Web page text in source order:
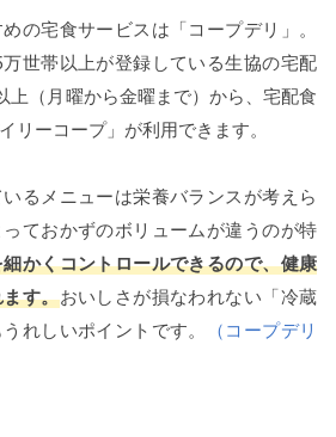
の宅食サービスは「コープデリ」。
世帯以上が登録している生協の宅配
上（月曜から金曜まで）から、宅配食
リーコープ」が利用できます。
るメニューは栄養バランスが考えら
ておかずのボリュームが違うのが特
かくコントロールできるので、健康
す。おいしさが損なわれない「冷蔵
れしいポイントです。
（コープデリ